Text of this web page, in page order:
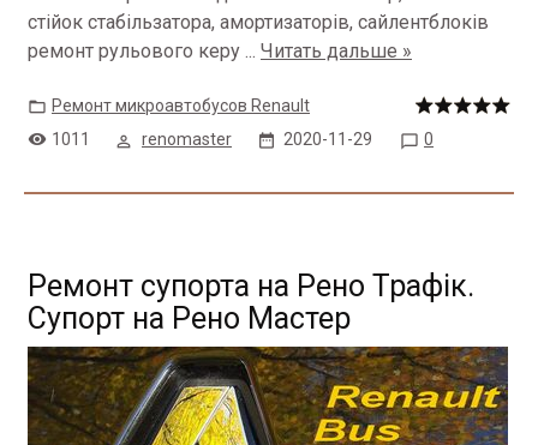
стійок стабільзатора, амортизаторів, сайлентблоків
ремонт рульового керу ... Читать дальше »
Ремонт микроавтобусов Renault
1011
renomaster 2020-11-29 0
Ремонт супорта на Рено Трафік.
Супорт на Рено Мастер